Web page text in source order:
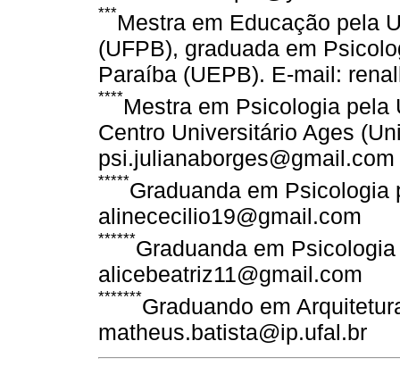
***Mestra em Educação pela
(UFPB), graduada em
Paraíba (UEPB). E-mail:
****Mestra em Psicologia pela
Centro Universitário Ages
psi.julianaborges@gmail.com
*****Graduanda em Psicologia
alinececilio19@gmail.com
******Graduanda em
alicebeatriz11@gmail.com
*******Graduando em
matheus.batista@ip.ufal.br